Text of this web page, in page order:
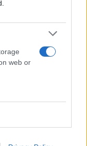
web or
στο 3%
σταδιακά στο
ο
2024 θα
στο 2,1%